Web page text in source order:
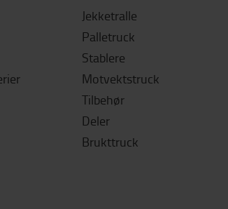
Jekketralle
Palletruck
Stablere
Motvektstruck
Tilbehør
Deler
Brukttruck